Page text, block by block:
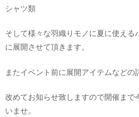
シャツ類
そして様々な羽織りモノに夏に使える
に展開させて頂きます。
またイベント前に展開アイテムなどの
改めてお知らせ致しますので開催まで
いませ。